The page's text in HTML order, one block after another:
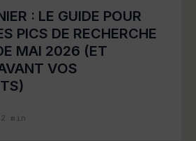
: LE GUIDE POUR
PICS DE RECHERCHE
MAI 2026 (ET
VOS
min